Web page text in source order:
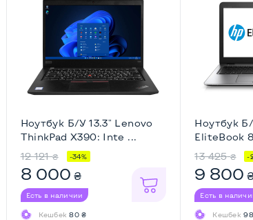
Ноутбук Б/У 13.3" Lenovo
ThinkPad X390: Inte ...
12 121 ₴ -34%
8 000 ₴
Есть в наличии
Кешбек80 ₴
Ноутбук
EliteBook
13 425 ₴ -
9 800
Есть в
Кешбек